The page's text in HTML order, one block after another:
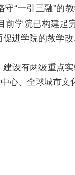
“一引三融”的
前学院已构建起
进学院的教学
设有两级重点
心、全球城市文